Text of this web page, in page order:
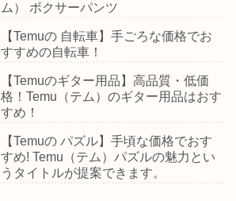
ム） ボクサーパンツ
【Temuの 自転車】手ごろな価格でお
すすめの自転車！
【Temuのギター用品】高品質・低価
格！Temu（テム）のギター用品はおす
すめ！
【Temuの パズル】手頃な価格でおす
すめ! Temu（テム）パズルの魅力とい
うタイトルが提案できます。